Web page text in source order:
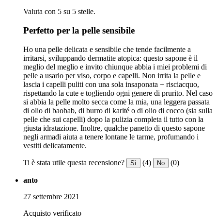
Valuta con 5 su 5 stelle.
Perfetto per la pelle sensibile
Ho una pelle delicata e sensibile che tende facilmente a
irritarsi, sviluppando dermatite atopica: questo sapone è il
meglio del meglio e invito chiunque abbia i miei problemi di
pelle a usarlo per viso, corpo e capelli. Non irrita la pelle e
lascia i capelli puliti con una sola insaponata + risciacquo,
rispettando la cute e togliendo ogni genere di prurito. Nel caso
si abbia la pelle molto secca come la mia, una leggera passata
di olio di baobab, di burro di karité o di olio di cocco (sia sulla
pelle che sui capelli) dopo la pulizia completa il tutto con la
giusta idratazione. Inoltre, qualche panetto di questo sapone
negli armadi aiuta a tenere lontane le tarme, profumando i
vestiti delicatamente.
Ti è stata utile questa recensione? Sì (4) No (0)
anto
27 settembre 2021
Acquisto verificato